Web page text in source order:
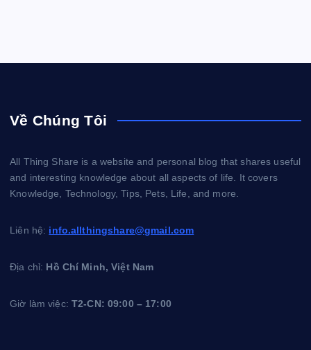
Về Chúng Tôi
All Thing Share is a website and personal blog that shares useful
and interesting knowledge about all aspects of life. It covers
Knowledge, Technology, Tips, Pets, Life, and more.
Liên hệ: info.allthingshare@gmail.com
Địa chỉ: Hồ Chí Minh, Việt Nam
Giờ làm việc:T2-CN: 09:00 – 17:00